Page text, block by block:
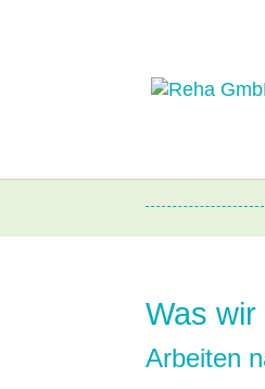
Was wir
Arbeiten